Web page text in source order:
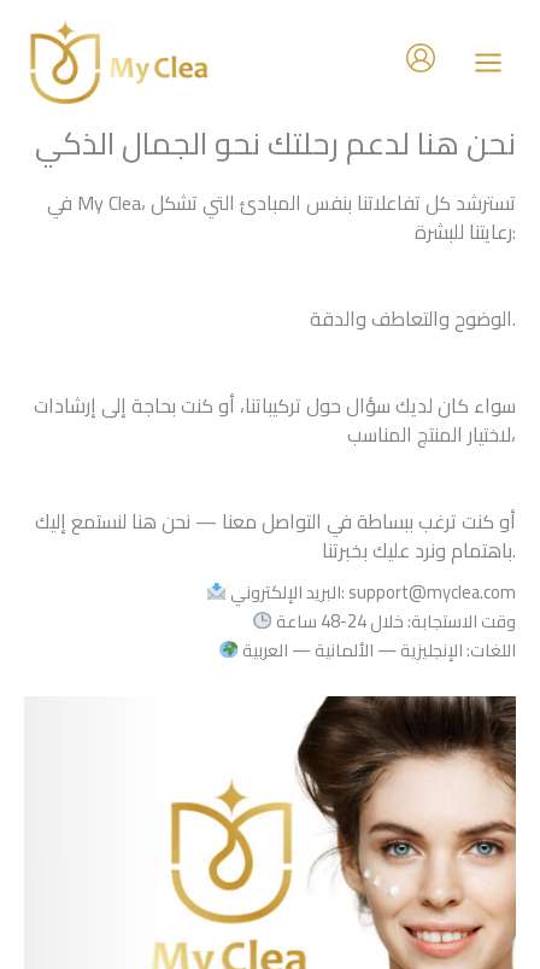
content
نحن هنا لدعم رحلتك نحو الجمال الذكي
في My Clea، تسترشد كل تفاعلاتنا بنفس المبادئ التي تشكل
رعايتنا للبشرة:
الوضوح والتعاطف والدقة.
سواء كان لديك سؤال حول تركيباتنا، أو كنت بحاجة إلى إرشادات
لاختيار المنتج المناسب،
أو كنت ترغب ببساطة في التواصل معنا — نحن هنا لنستمع إليك
باهتمام ونرد عليك بخبرتنا.
البريد الإلكتروني: support@myclea.com
وقت الاستجابة: خلال 24-48 ساعة
اللغات: الإنجليزية — الألمانية — العربية